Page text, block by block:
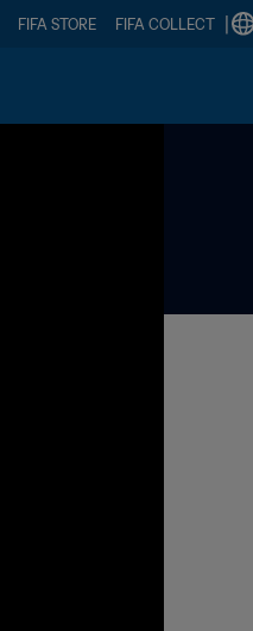
FIFA STORE FIFA COLLECT